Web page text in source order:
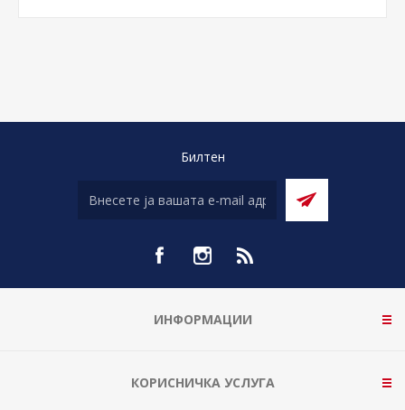
Билтен
ИНФОРМАЦИИ
КОРИСНИЧКА УСЛУГА